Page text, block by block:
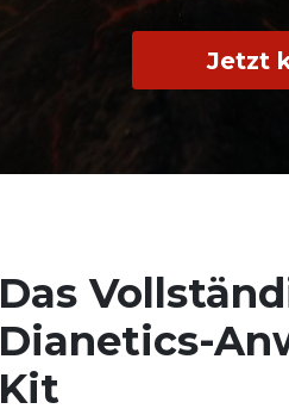
Jetzt
Das
Dianetics-
Kit